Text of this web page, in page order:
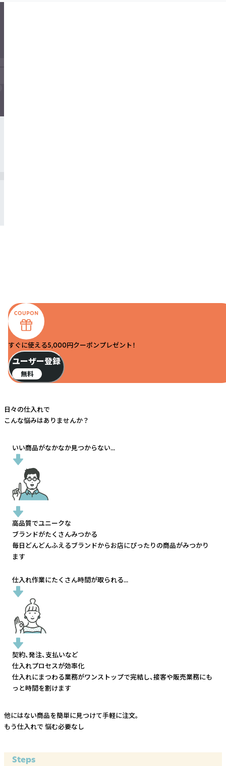
すぐに使える5,000円クーポンプレゼント！
ユーザー登録
無料
日々の仕入れで
こんな悩みはありませんか？
いい商品がなかなか見つからない...
高品質でユニークな
ブランドがたくさんみつかる
毎日どんどんふえるブランドからお店にぴったりの商品がみつかり
ます
仕入れ作業にたくさん時間が取られる...
契約、発注、支払いなど
仕入れプロセスが効率化
仕入れにまつわる業務がワンストップで完結し、接客や販売業務にも
っと時間を割けます
他にはない商品を簡単に見つけて手軽に注文。
もう仕入れで 悩む必要なし
Steps